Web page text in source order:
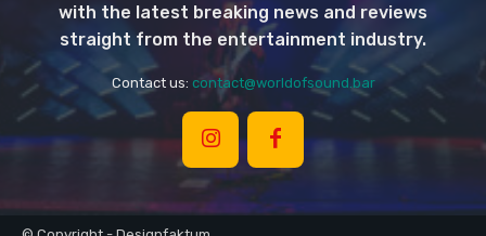
with the latest breaking news and reviews
straight from the entertainment industry.
Contact us: contact@worldofsound.bar